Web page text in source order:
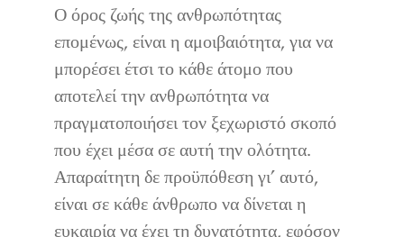
Ο όρος ζωής της ανθρωπότητας
επομένως, είναι η αμοιβαιότητα, για να
μπορέσει έτσι το κάθε άτομο που
αποτελεί την ανθρωπότητα να
πραγματοποιήσει τον ξεχωριστό σκοπό
που έχει μέσα σε αυτή την ολότητα.
Απαραίτητη δε προϋπόθεση γι’ αυτό,
είναι σε κάθε άνθρωπο να δίνεται η
ευκαιρία να έχει τη δυνατότητα, εφόσον